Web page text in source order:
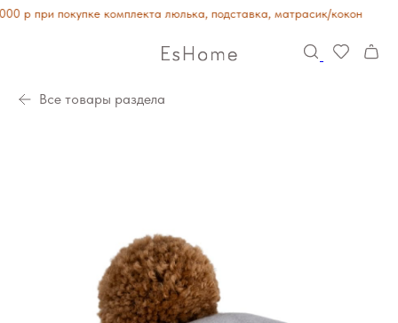
р при покупке комплекта люлька, подставка, матрасик/кокон
Все товары раздела